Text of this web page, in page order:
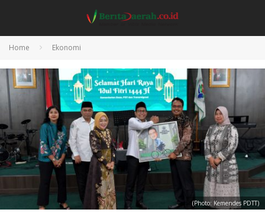
Home Ekonomi
(Photo: Kemendes PDTT)